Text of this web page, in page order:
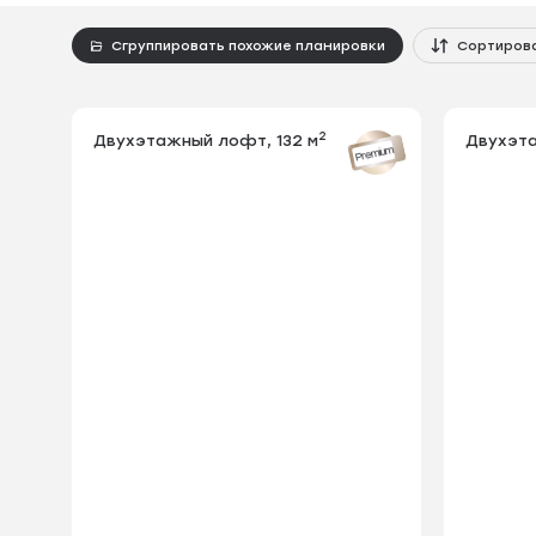
Сгруппировать похожие планировки
Двухэтажный лофт, 132 м2
Premium